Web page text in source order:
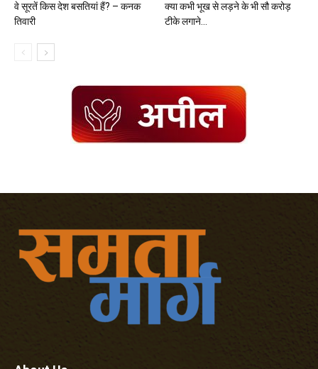
वे सूरतें किस देश बसतियां हैं? – कनक
तिवारी
क्या कभी भूख से लड़ने के भी सौ करोड़
टीके लगाने...